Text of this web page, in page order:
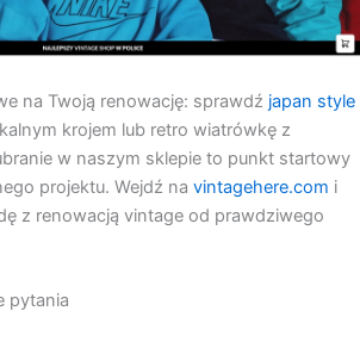
na Twoją renowację: sprawdź japan style
krojem lub retro wiatrówkę z
w naszym sklepie to punkt startowy
projektu. Wejdź na vintagehere.com i
z renowacją vintage od prawdziwego
pytania